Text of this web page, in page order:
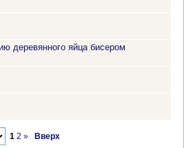
деревянного яйца бисером
1 2 » Вверх